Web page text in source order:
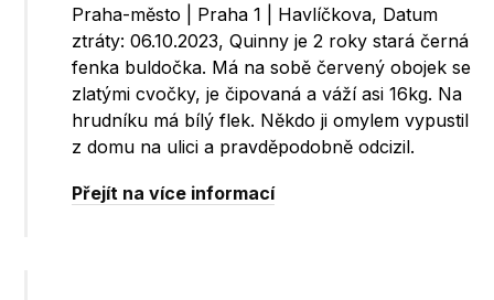
Praha-město | Praha 1 | Havlíčkova, Datum
ztráty: 06.10.2023, Quinny je 2 roky stará černá
fenka buldočka. Má na sobě červený obojek se
zlatými cvočky, je čipovaná a váží asi 16kg. Na
hrudníku má bílý flek. Někdo ji omylem vypustil
z domu na ulici a pravděpodobně odcizil.
Přejít na více informací